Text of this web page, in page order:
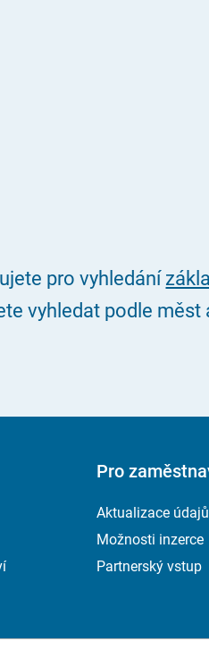
pro vyhledání
vyhledat podle
Pro
Aktualizace údajů
Možnosti inzerce
Partnerský vstup